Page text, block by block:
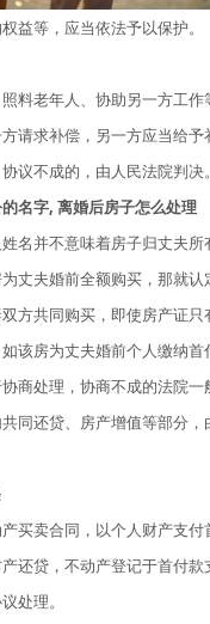
益等，应当依法予以保护。
料老年人、协助另一方工作
请求补偿，另一方应当给予
议不成的，由人民法院判决。
名字, 离婚后房子怎么处理
名并不意味着房子归丈夫
丈夫婚前全额购买，那就
方共同购买，即使房产证
该房为丈夫婚前个人缴纳
商处理，协商不成的法院一
同还贷、房产增值等部分
买卖合同，以个人财产支
还贷，不动产登记于首付
处理。